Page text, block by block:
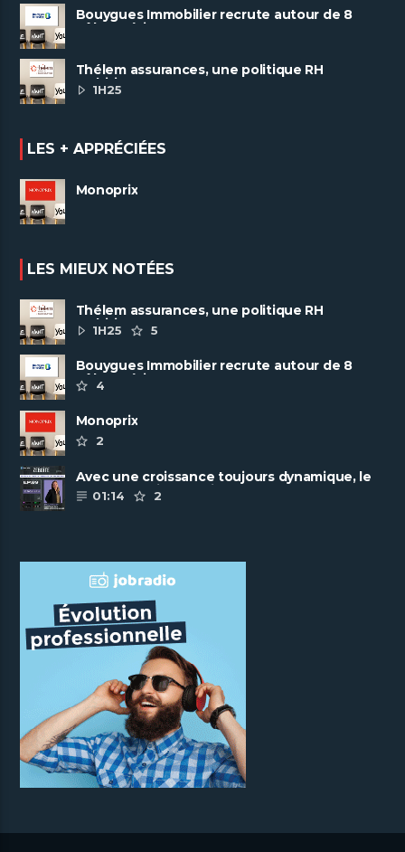
Bouygues Immobilier recrute autour de 8
pôles métiers
Thélem assurances, une politique RH
ambitieuse
1H25
LES + APPRÉCIÉES
Monoprix
LES MIEUX NOTÉES
Thélem assurances, une politique RH
ambitieuse
1H25 5
Bouygues Immobilier recrute autour de 8
pôles métiers
4
Monoprix
2
Avec une croissance toujours dynamique, le
groupe Scalian continue de ......
01:14 2